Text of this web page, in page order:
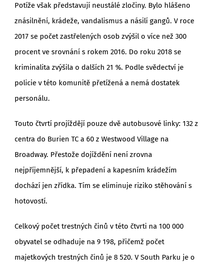
Potíže však představují neustálé zločiny. Bylo hlášeno
znásilnění, krádeže, vandalismus a násilí gangů. V roce
2017 se počet zastřelených osob zvýšil o více než 300
procent ve srovnání s rokem 2016. Do roku 2018 se
kriminalita zvýšila o dalších 21 %. Podle svědectví je
policie v této komunitě přetížená a nemá dostatek
personálu.
Touto čtvrtí projíždějí pouze dvě autobusové linky: 132 z
centra do Burien TC a 60 z Westwood Village na
Broadway. Přestože dojíždění není zrovna
nejpříjemnější, k přepadení a kapesním krádežím
dochází jen zřídka. Tím se eliminuje riziko stěhování s
hotovostí.
Celkový počet trestných činů v této čtvrti na 100 000
obyvatel se odhaduje na 9 198, přičemž počet
majetkových trestných činů je 8 520. V South Parku je o